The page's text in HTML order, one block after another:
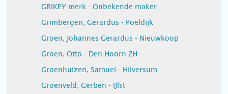
GRIKEY merk - Onbekende maker
Grimbergen, Gerardus - Poeldijk
Groen, Johannes Gerardus - Nieuwkoop
Groen, Otto - Den Hoorn ZH
Groenhuizen, Samuel - Hilversum
Groenveld, Gerben - IJlst